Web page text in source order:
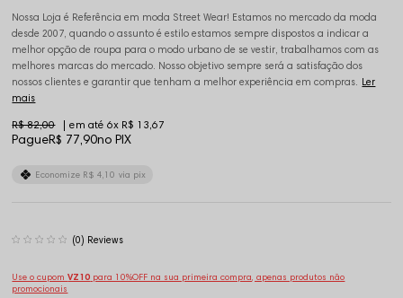
Nossa Loja é Referência em moda Street Wear! Estamos no mercado da moda
desde 2007, quando o assunto é estilo estamos sempre dispostos a indicar a
melhor opção de roupa para o modo urbano de se vestir, trabalhamos com as
melhores marcas do mercado. Nosso objetivo sempre será a satisfação dos
nossos clientes e garantir que tenham a melhor experiência em compras. Ler
mais
PagueR$ 77,90no PIX
R$ 82,00 6x R$ 13,67
Economize R$ 4,10 via pix
(0)
Use o cupomVZ10 para 10%OFF na sua primeira compra, apenas produtos não
promocionais